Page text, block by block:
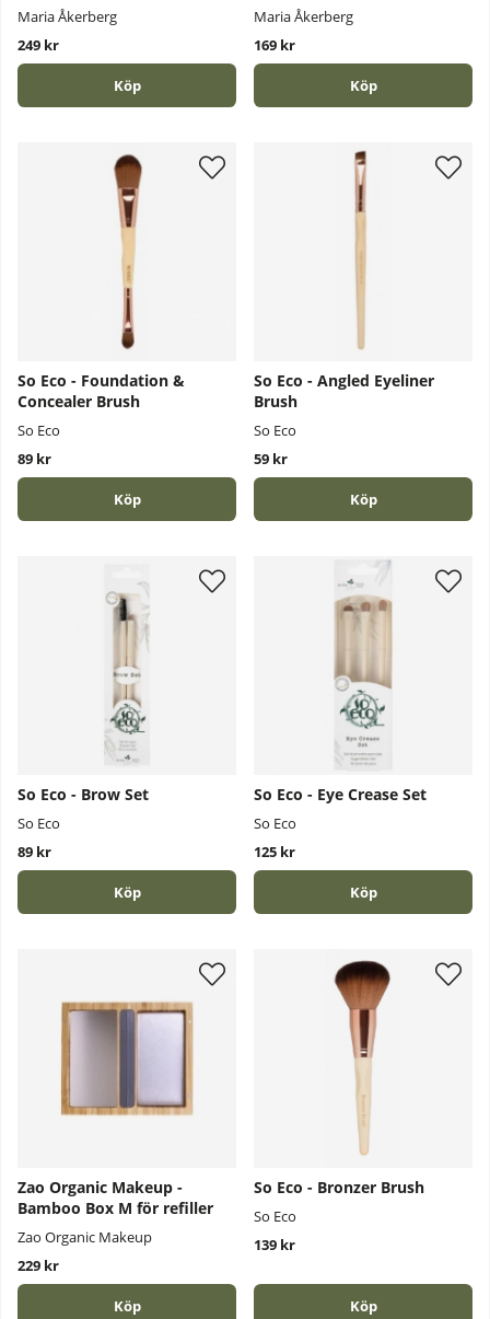
Maria Åkerberg
249 kr
Köp
Maria Åkerberg
169 kr
Köp
So Eco - Foundation &
Concealer Brush
So Eco
89 kr
Köp
So Eco - Angled Eyeliner
Brush
So Eco
59 kr
Köp
So Eco - Brow Set
So Eco
89 kr
Köp
So Eco - Eye Crease Set
So Eco
125 kr
Köp
Zao Organic Makeup -
Bamboo Box M för refiller
Zao Organic Makeup
229 kr
Köp
So Eco - Bronzer Brush
So Eco
139 kr
Köp